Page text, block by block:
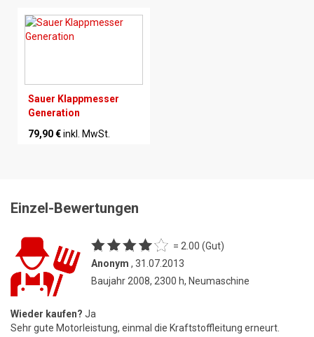
Sauer Klappmesser
Generation
79,90 €inkl. MwSt.
Einzel-Bewertungen
= 2.00 (Gut)
Anonym , 31.07.2013
Baujahr 2008, 2300 h, Neumaschine
Wieder kaufen? Ja
Sehr gute Motorleistung, einmal die Kraftstoffleitung erneurt.